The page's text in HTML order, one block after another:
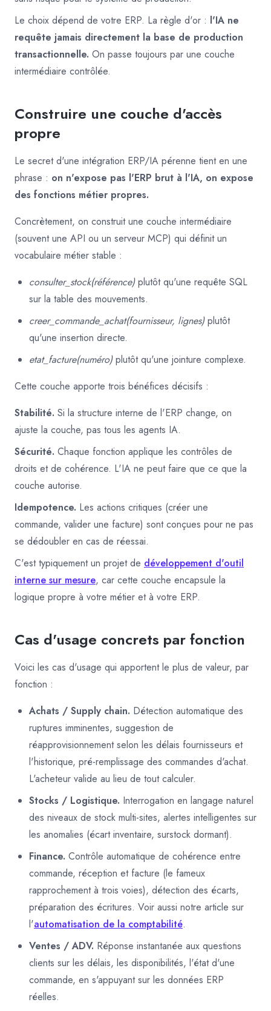
Le choix dépend de votre ERP. La règle d'or : l'IA ne
requête jamais directement la base de production
transactionnelle. On passe toujours par une couche
intermédiaire contrôlée.
Construire une couche d'accès
propre
Le secret d'une intégration ERP/IA pérenne tient en une
phrase : on n'expose pas l'ERP brut à l'IA, on expose
des fonctions métier propres.
Concrètement, on construit une couche intermédiaire
(souvent une API ou un serveur MCP) qui définit un
vocabulaire métier stable :
consulter_stock(référence)plutôt qu'une requête SQL
sur la table des mouvements.
creer_commande_achat(fournisseur, lignes)plutôt
qu'une insertion directe.
etat_facture(numéro)plutôt qu'une jointure complexe.
Cette couche apporte trois bénéfices décisifs :
Stabilité. Si la structure interne de l'ERP change, on
ajuste la couche, pas tous les agents IA.
Sécurité. Chaque fonction applique les contrôles de
droits et de cohérence. L'IA ne peut faire que ce que la
couche autorise.
Idempotence. Les actions critiques (créer une
commande, valider une facture) sont conçues pour ne pas
se dédoubler en cas de réessai.
C'est typiquement un projet de développement d'outil
interne sur mesure, car cette couche encapsule la
logique propre à votre métier et à votre ERP.
Cas d'usage concrets par fonction
Voici les cas d'usage qui apportent le plus de valeur, par
fonction :
Achats / Supply chain. Détection automatique des
ruptures imminentes, suggestion de
réapprovisionnement selon les délais fournisseurs et
l'historique, pré-remplissage des commandes d'achat.
L'acheteur valide au lieu de tout calculer.
Stocks / Logistique. Interrogation en langage naturel
des niveaux de stock multi-sites, alertes intelligentes sur
les anomalies (écart inventaire, surstock dormant).
Finance. Contrôle automatique de cohérence entre
commande, réception et facture (le fameux
rapprochement à trois voies), détection des écarts,
préparation des écritures. Voir aussi notre article sur
l'automatisation de la comptabilité.
Ventes / ADV. Réponse instantanée aux questions
clients sur les délais, les disponibilités, l'état d'une
commande, en s'appuyant sur les données ERP
réelles.